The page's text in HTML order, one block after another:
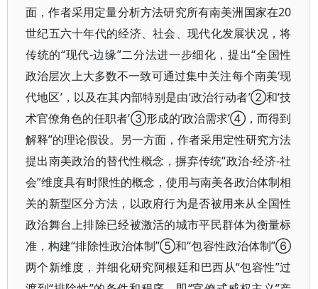
面，作者采用定量分析方法研究所有南美洲国家在20
世纪五六十年代的经济、社会、现代化发展状况，将
传统的“现代-边缘”二分法进一步细化，提出“全国性
政治层次上大多数不一致可通过集中关注每个南美‘现
代地区’，以及在其内部特别是由‘政治行动者’②和‘技
术官僚角色的任职者’③形成的‘政治需求’④，而得到
解释”的理论假设。另一方面，作者采用定性研究方法
提出南美政治的替代性概念，摒弃传统“政治-经济-社
会”维度具有时限性的概念，使用与南美各政治体制相
关的新型区分方法，以政府行为是否被用来从全国性
政治舞台上排除已经被激活的城市平民群体为衡量标
准，构建“排除性政治体制”⑤和“包容性政治体制”⑥
两个新维度，并细化研究阿根廷和巴西从“包容性”过